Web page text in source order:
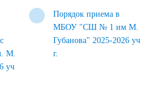
М.
уч
Порядок приема в
МБОУ "СШ № 1 им М.
Губанова" 2025-2026 уч
г.